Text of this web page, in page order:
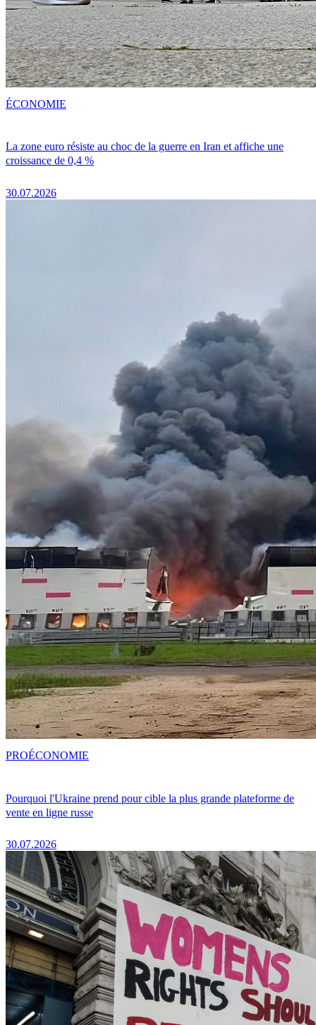
La zone euro résiste au choc de la guerre en Iran et affiche une
croissance de 0,4 %
30.07.2026
ÉCONOMIE
Pourquoi l'Ukraine prend pour cible la plus grande plateforme de
vente en ligne russe
30.07.2026
PROÉCONOMIE